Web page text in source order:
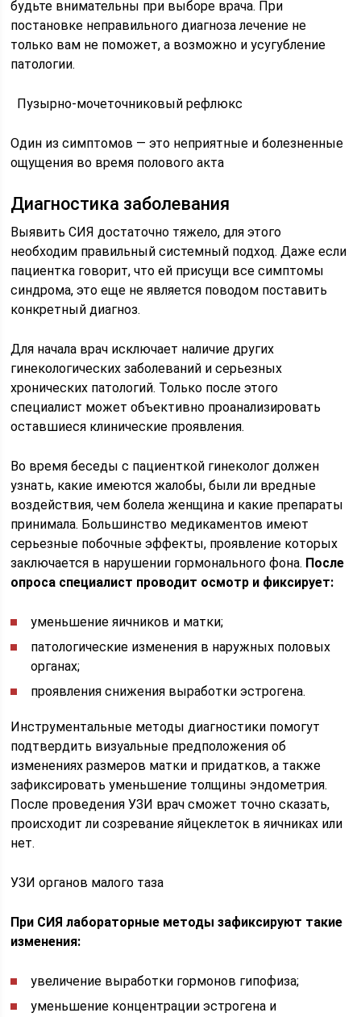
будьте внимательны при выборе врача. При
постановке неправильного диагноза лечение не
только вам не поможет, а возможно и усугубление
патологии.
Пузырно-мочеточниковый рефлюкс
Один из симптомов — это неприятные и болезненные
ощущения во время полового акта
Диагностика заболевания
Выявить СИЯ достаточно тяжело, для этого
необходим правильный системный подход. Даже если
пациентка говорит, что ей присущи все симптомы
синдрома, это еще не является поводом поставить
конкретный диагноз.
Для начала врач исключает наличие других
гинекологических заболеваний и серьезных
хронических патологий. Только после этого
специалист может объективно проанализировать
оставшиеся клинические проявления.
Во время беседы с пациенткой гинеколог должен
узнать, какие имеются жалобы, были ли вредные
воздействия, чем болела женщина и какие препараты
принимала. Большинство медикаментов имеют
серьезные побочные эффекты, проявление которых
заключается в нарушении гормонального фона. После
опроса специалист проводит осмотр и фиксирует:
уменьшение яичников и матки;
патологические изменения в наружных половых
органах;
проявления снижения выработки эстрогена.
Инструментальные методы диагностики помогут
подтвердить визуальные предположения об
изменениях размеров матки и придатков, а также
зафиксировать уменьшение толщины эндометрия.
После проведения УЗИ врач сможет точно сказать,
происходит ли созревание яйцеклеток в яичниках или
нет.
УЗИ органов малого таза
При СИЯ лабораторные методы зафиксируют такие
изменения:
увеличение выработки гормонов гипофиза;
уменьшение концентрации эстрогена и